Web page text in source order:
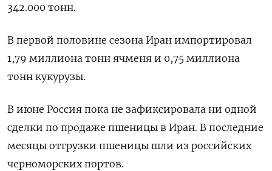
342.000 тонн.
В первой половине сезона Иран импортировал
1,79 миллиона тонн ячменя и 0,75 миллиона
тонн кукурузы.
В июне Россия пока не зафиксировала ни одной
сделки по продаже пшеницы в Иран. В последние
месяцы отгрузки пшеницы шли из российских
черноморских портов.